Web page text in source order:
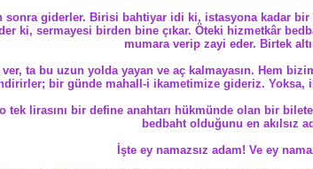
sonra giderler. Birisi bahtiyar idi ki, istasyona kadar
ki, sermayesi birden bine çıkar. Öteki hizmetkâr
mumara verip zayi eder. Birtek
ta bu uzun yolda yayan ve aç kalmayasın. Hem
bir günde mahall-i ikametimize gideriz. Yoksa,
tek lirasını bir define anahtarı hükmünde olan bir
bedbaht olduğunu en akılsız
İşte ey namazsız adam! Ve ey